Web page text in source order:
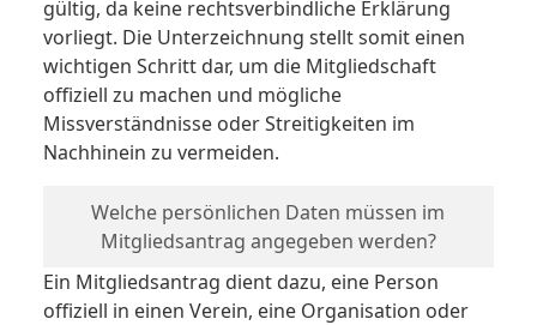
gültig, da keine rechtsverbindliche Erklärung
vorliegt. Die Unterzeichnung stellt somit einen
wichtigen Schritt dar, um die Mitgliedschaft
offiziell zu machen und mögliche
Missverständnisse oder Streitigkeiten im
Nachhinein zu vermeiden.
Welche persönlichen Daten müssen im
Mitgliedsantrag angegeben werden?
Ein Mitgliedsantrag dient dazu, eine Person
offiziell in einen Verein, eine Organisation oder